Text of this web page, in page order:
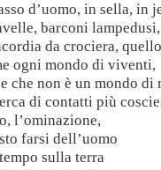
d’uomo, in sella, in
barconi lampedusi,
da crociera,
ogni mondo di viventi,
che non è un mondo di
di contatti più
l’ominazione,
farsi dell’uomo
sulla terra